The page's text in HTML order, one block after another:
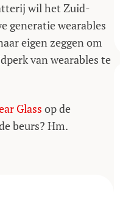
wil het Zuid-
generatie wearables
eigen zeggen om
van wearables te
Glass op de
beurs? Hm.